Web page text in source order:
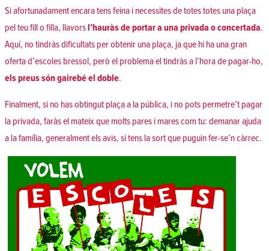
Si afortunadament encara tens feina i necessites de totes totes una plaça
pel teu fill o filla, llavorsl’hauràs de portar a una privada o concertada.
Aquí, no tindràs dificultats per obtenir una plaça, ja que hi ha una gran
oferta d’escoles bressol, però el problema el tindràs a l’hora de pagar-ho,
els preus són gairebé el doble.
Finalment, si no has obtingut plaça a la pública, i no pots permetre’t pagar
la privada, faràs el mateix que molts pares i mares com tu: demanar ajuda
a la família, generalment els avis, si tens la sort que puguin fer-se’n càrrec.